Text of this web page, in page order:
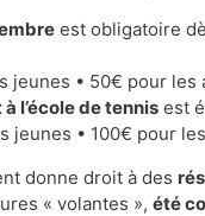
est obligatoire
jeunes • 50€ pour les
à l’école de tennis est
jeunes • 100€ pour
donne droit à des
« volantes », été